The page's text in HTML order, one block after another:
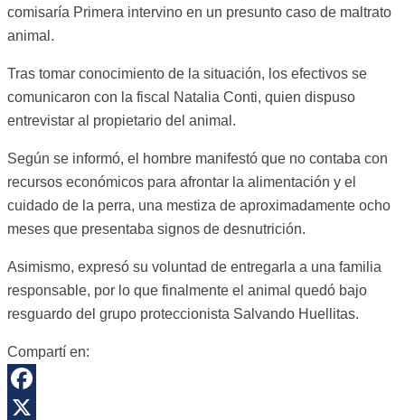
comisaría Primera intervino en un presunto caso de maltrato
animal.
Tras tomar conocimiento de la situación, los efectivos se
comunicaron con la fiscal Natalia Conti, quien dispuso
entrevistar al propietario del animal.
Según se informó, el hombre manifestó que no contaba con
recursos económicos para afrontar la alimentación y el
cuidado de la perra, una mestiza de aproximadamente ocho
meses que presentaba signos de desnutrición.
Asimismo, expresó su voluntad de entregarla a una familia
responsable, por lo que finalmente el animal quedó bajo
resguardo del grupo proteccionista Salvando Huellitas.
Compartí en:
Facebook